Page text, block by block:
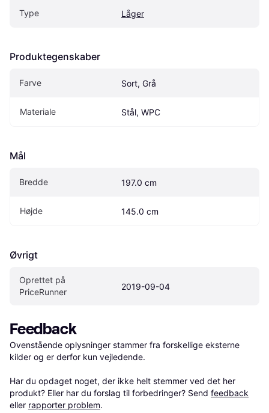
Type Låger
Produktegenskaber
Farve Sort, Grå
Materiale Stål, WPC
Mål
Bredde 197.0 cm
Højde 145.0 cm
Øvrigt
Oprettet på
PriceRunner
2019-09-04
Feedback
Ovenstående oplysninger stammer fra forskellige eksterne
kilder og er derfor kun vejledende.
Har du opdaget noget, der ikke helt stemmer ved det her
produkt? Eller har du forslag til forbedringer? Send feedback
eller rapporter problem.